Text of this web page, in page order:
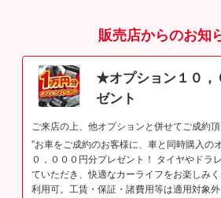
販売店からのお知
★オプション１０，
ゼント
ご来店の上、他オプションと併せてご成約頂
”お車をご成約のお客様に、車と同時購入の
０，０００円分プレゼント！ タイヤやドラ
ていただき、快適なカーライフをお楽しみ
利用可。工賃・保証・諸費用等は適用対象